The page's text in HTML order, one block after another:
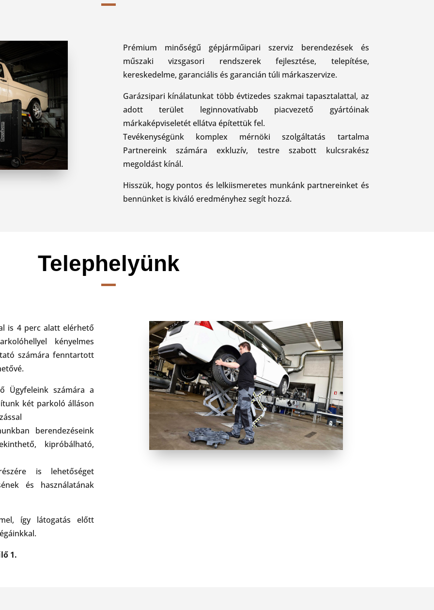
Prémium minőségű gépjárműipari szerviz berendezések és
műszaki vizsgasori rendszerek fejlesztése, telepítése,
kereskedelme, garanciális és garancián túli márkaszervize.
Garázsipari kínálatunkat több évtizedes szakmai tapasztalattal, az
adott terület leginnovatívabb piacvezető gyártóinak
márkaképviseletét ellátva építettük fel.
Tevékenységünk komplex mérnöki szolgáltatás tartalma
Partnereink számára exkluzív, testre szabott kulcsrakész
megoldást kínál.
Hisszük, hogy pontos és lelkiismeretes munkánk partnereinket és
bennünket is kiváló eredményhez segít hozzá.
Telephelyünk
is 4 perc alatt elérhető
kényelmes
számára fenntartott
Ügyfeleink számára a
két parkoló álláson
berendezéseink
kipróbálható,
is lehetőséget
és használatának
így látogatás előtt
1.